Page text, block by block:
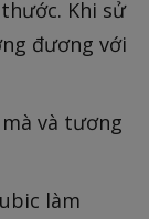
Khi sử
đương với
và tương
làm